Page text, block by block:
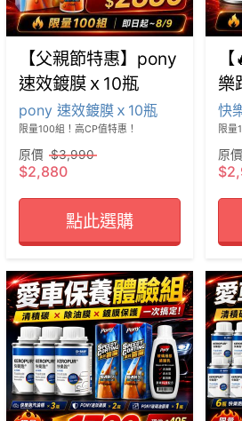
【父親節特惠】pony
速效鍍膜ｘ10瓶
pony 速效鍍膜ｘ10瓶
限量100組！高CP值特惠！
原價 $3,990
$2,880
點此選購
樂
快
限量
原價